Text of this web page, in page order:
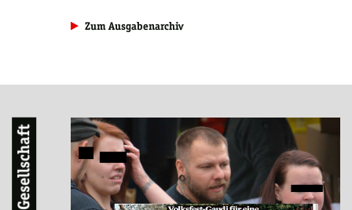
Zum Ausgabenarchiv
Gesellschaft